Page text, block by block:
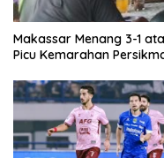
Makassar Menang 3-1
Picu Kemarahan